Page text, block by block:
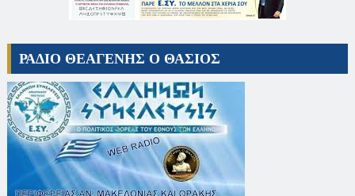
ΡΑΔΙΟ ΘΕΑΓΕΝΗΣ Ο ΘΑΣΙΟΣ